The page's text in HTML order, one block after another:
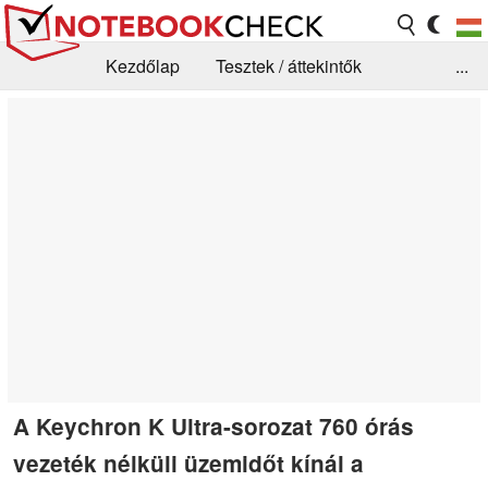
Kezdőlap
Tesztek / áttekintők
...
A Keychron K Ultra-sorozat 760 órás
vezeték nélküli üzemidőt kínál a